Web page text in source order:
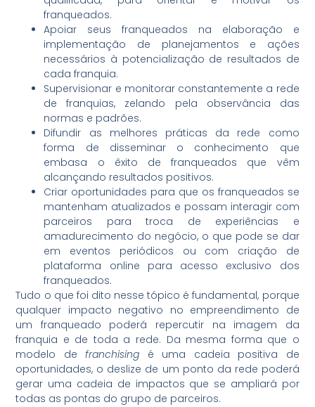
franqueados.
Apoiar seus franqueados na elaboração e
implementação de planejamentos e ações
necessários à potencialização de resultados de
cada franquia.
Supervisionar e monitorar constantemente a rede
de franquias, zelando pela observância das
normas e padrões.
Difundir as melhores práticas da rede como
forma de disseminar o conhecimento que
embasa o êxito de franqueados que vêm
alcançando resultados positivos.
Criar oportunidades para que os franqueados se
mantenham atualizados e possam interagir com
parceiros para troca de experiências e
amadurecimento do negócio, o que pode se dar
em eventos periódicos ou com criação de
plataforma online para acesso exclusivo dos
franqueados.
Tudo o que foi dito nesse tópico é fundamental, porque
qualquer impacto negativo no empreendimento de
um franqueado poderá repercutir na imagem da
franquia e de toda a rede. Da mesma forma que o
modelo defranchising é uma cadeia positiva de
oportunidades, o deslize de um ponto da rede poderá
gerar uma cadeia de impactos que se ampliará por
todas as pontas do grupo de parceiros.